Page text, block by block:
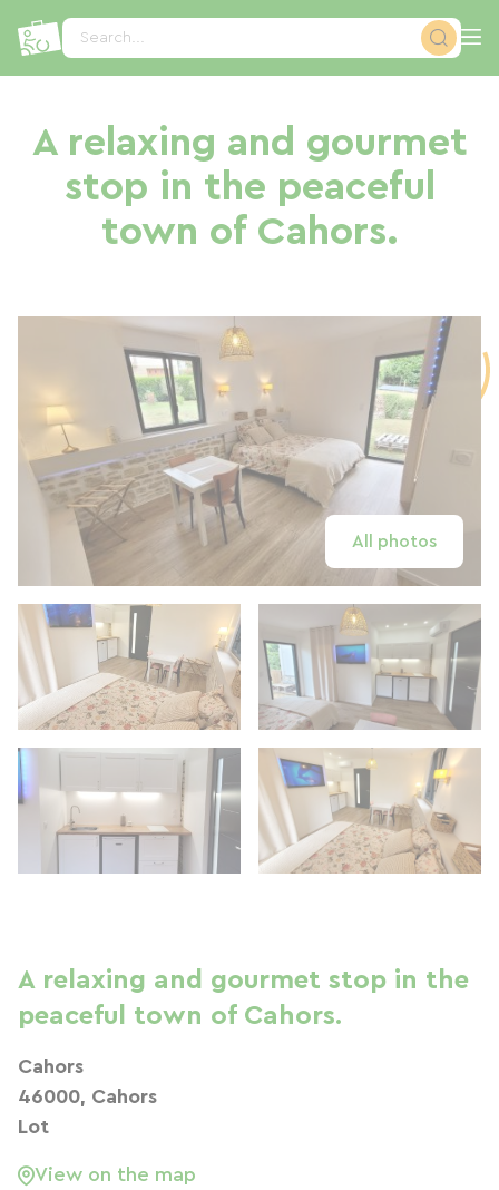
Search...
A relaxing and gourmet
stop in the peaceful
town of Cahors.
All photos
A relaxing and gourmet stop in the
peaceful town of Cahors.
Cahors
46000, Cahors
Lot
View on the map
Cookies management panel